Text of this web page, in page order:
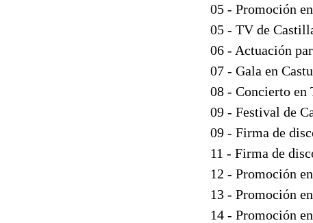
05 - Promoción
05 - TV de
06 - Actuación
07 - Gala en
08 - Concierto en
09 - Festival de
09 - Firma de
11 - Firma de
12 - Promoción
13 - Promoción
14 - Promoción